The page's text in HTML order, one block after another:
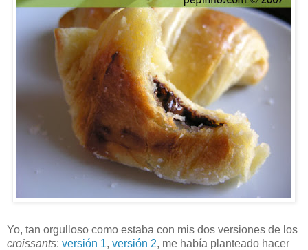
Yo, tan orgulloso como estaba con mis dos versiones de los
croissants: versión 1, versión 2, me había planteado hacer